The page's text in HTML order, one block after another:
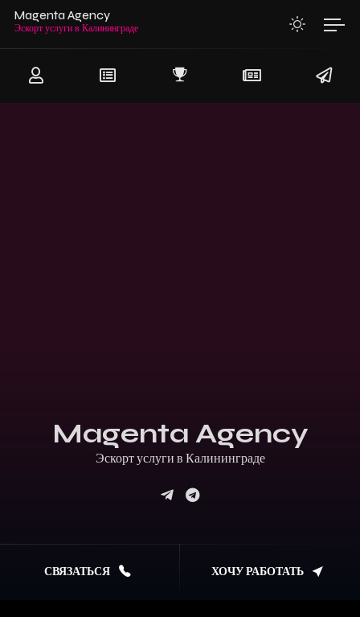
Magenta Agency
Эскорт услуги в Калининграде
Magenta Agency
Эскорт услуги в Калининграде
СВЯЗАТЬСЯ ХОЧУ РАБОТАТЬ